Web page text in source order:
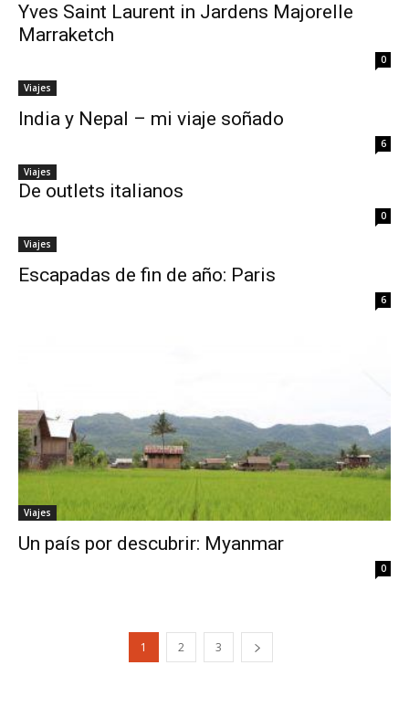
Yves Saint Laurent in Jardens Majorelle
Marraketch
0
Viajes
India y Nepal – mi viaje soñado
6
Viajes
De outlets italianos
0
Viajes
Escapadas de fin de año: Paris
6
Viajes
Un país por descubrir: Myanmar
0
1 2 3